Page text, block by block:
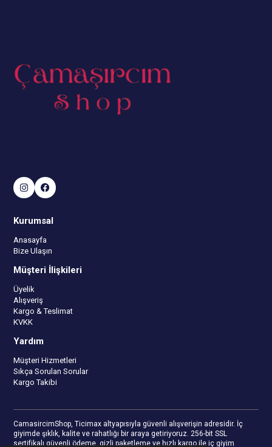
Kurumsal
Anasayfa
Bize Ulaşın
Müşteri İlişkileri
Üyelik
Alışveriş
Kargo & Teslimat
KVKK
Yardım
Müşteri Hizmetleri
Sıkça Sorulan Sorular
Kargo Takibi
CamasircimShop, Ticimax altyapısıyla güvenli alışverişin adresidir. İç
giyimde şıklık, kalite ve rahatlığı bir araya getiriyoruz. 256-bit SSL
sertifikalı güvenli ödeme, gizli paketleme ve hızlı kargo ile iç giyim